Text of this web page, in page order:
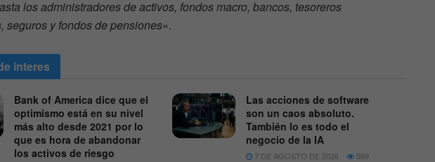
los administradores de activos, fondos macro, bancos, tesoreros
seguros y fondos de pensiones«.
interes
Bank of America dice que el
optimismo está en su nivel
más alto desde 2021 por lo
que es hora de abandonar
los activos de riesgo
Las acciones de software
son un caos absoluto.
También lo es todo el
negocio de la IA
7 DE AGOSTO DE 2026 569